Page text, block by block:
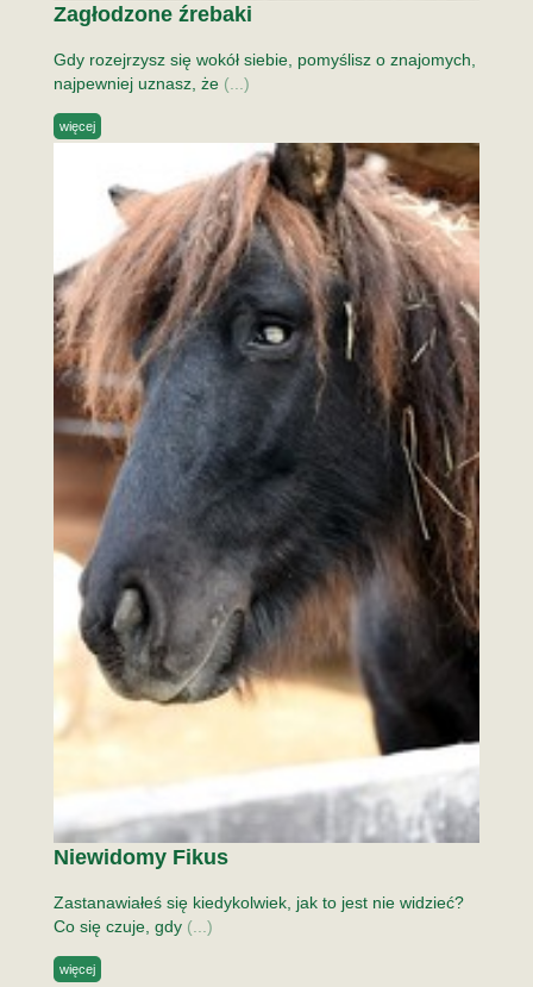
Zagłodzone źrebaki
Gdy rozejrzysz się wokół siebie, pomyślisz o znajomych,
najpewniej uznasz, że (...)
więcej
Niewidomy Fikus
Zastanawiałeś się kiedykolwiek, jak to jest nie widzieć?
Co się czuje, gdy (...)
więcej